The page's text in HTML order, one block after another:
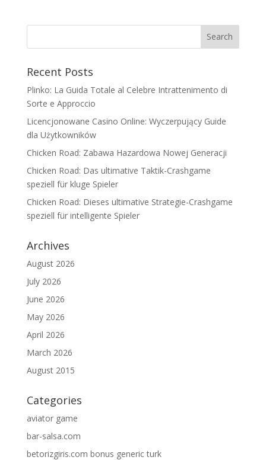
Recent Posts
Plinko: La Guida Totale al Celebre Intrattenimento di
Sorte e Approccio
Licencjonowane Casino Online: Wyczerpujący Guide
dla Użytkowników
Chicken Road: Zabawa Hazardowa Nowej Generacji
Chicken Road: Das ultimative Taktik-Crashgame
speziell für kluge Spieler
Chicken Road: Dieses ultimative Strategie-Crashgame
speziell für intelligente Spieler
Archives
August 2026
July 2026
June 2026
May 2026
April 2026
March 2026
August 2015
Categories
aviator game
bar-salsa.com
betorizgiris.com bonus generic turk